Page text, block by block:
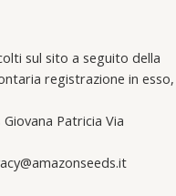
sul sito a seguito della
registrazione in esso,
Patricia Via